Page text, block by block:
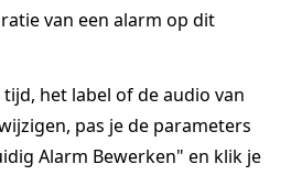
van een alarm op dit
tijd, het label of de audio van
pas je de parameters
Alarm Bewerken" en klik je